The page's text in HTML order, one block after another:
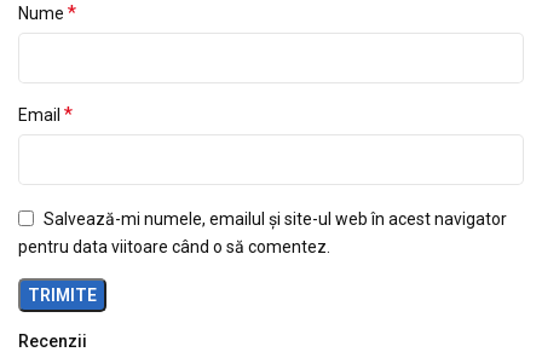
Recenzii
Nume *
Email *
Salvează-mi numele, emailul și site-ul web în acest navigator
pentru data viitoare când o să comentez.